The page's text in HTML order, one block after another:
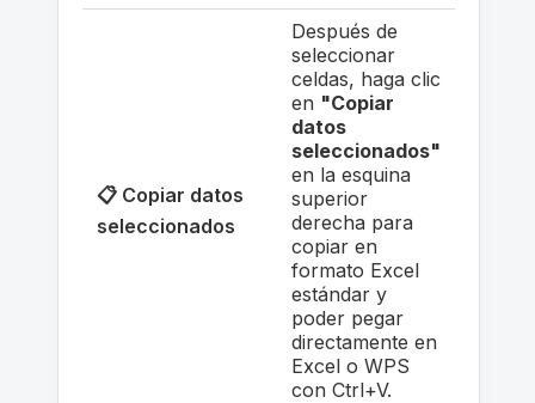
📋 Copiar datos
seleccionados
Después de
seleccionar
celdas, haga clic
en "Copiar
datos
seleccionados"
en la esquina
superior
derecha para
copiar en
formato Excel
estándar y
poder pegar
directamente en
Excel o WPS
con Ctrl+V.